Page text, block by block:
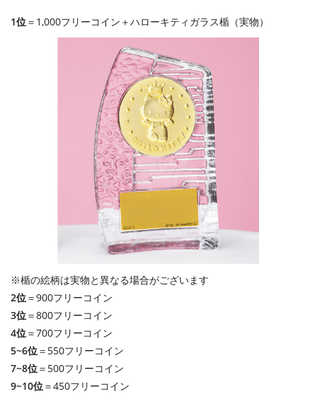
1位＝1,000フリーコイン＋ハローキティガラス楯（実物）
※楯の絵柄は実物と異なる場合がございます
2位＝900フリーコイン
3位＝800フリーコイン
4位＝700フリーコイン
5~6位＝550フリーコイン
7~8位＝500フリーコイン
9~10位＝450フリーコイン